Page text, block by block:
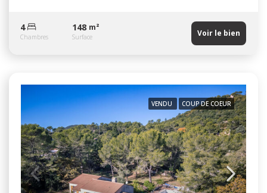
4
Chambres
148 m²
Surface Voir le bien
VENDU COUP DE COEUR